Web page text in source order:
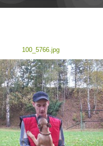
100_5766.jpg